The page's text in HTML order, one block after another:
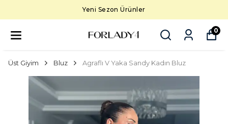
Yeni Sezon Ürünler
0
Üst Giyim Bluz Agraflı V Yaka Sandy Kadın Bluz